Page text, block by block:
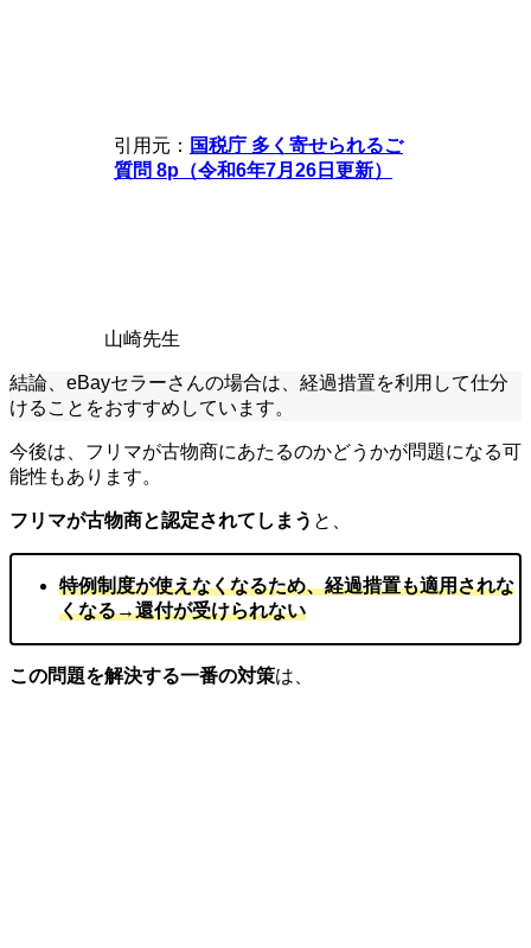
引用元： 国税庁 多く寄せられるご
質問 8p（令和6年7月26日更新）
山崎先生
結論、eBayセラーさんの場合は、経過措置を利用して仕分
けることをおすすめしています。
今後は、フリマが古物商にあたるのかどうかが問題になる可
能性もあります。
フリマが古物商と認定されてしまう と、
特例制度が使えなくなるため、経過措置も適用されな
くなる→還付が受けられない
この問題を解決する一番の対策は、